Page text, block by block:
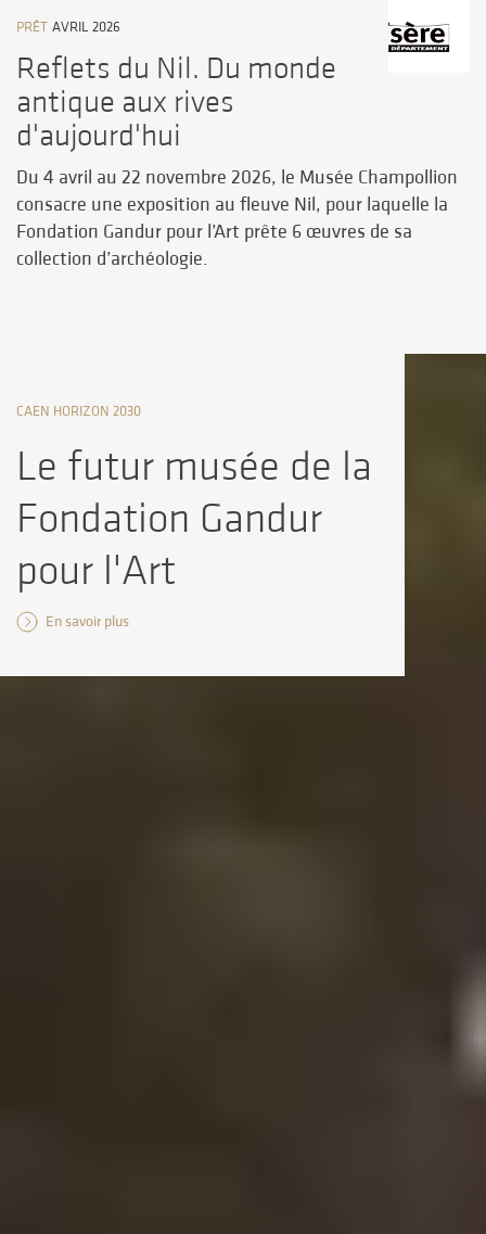
PRÊT AVRIL 2026
Reflets du Nil. Du monde
antique aux rives
d'aujourd'hui
Du 4 avril au 22 novembre 2026, le Musée Champollion
consacre une exposition au fleuve Nil, pour laquelle la
Fondation Gandur pour l’Art prête 6 œuvres de sa
collection d’archéologie.
CAEN HORIZON 2030
Le futur musée de la
Fondation Gandur
pour l'Art
En savoir plus